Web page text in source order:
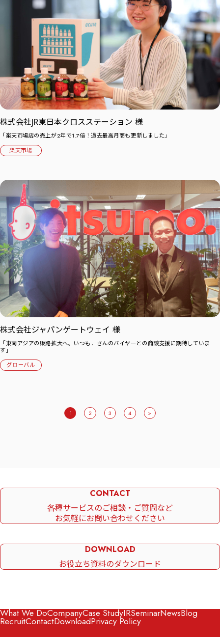
株式会社JR東日本クロスステーション 様
「楽天市場店の売上が2年で1.7倍！過去最高月商も更新しました」
楽天市場
株式会社ジャパンゲートウェイ 様
「東南アジアの販路拡大へ。いつも．さんのバイヤーとの商談支援に期待していま
す」
グローバル
1 2 3 4 >
CONTACT
各種サービスのご相談・ご質問など
お気軽にお問い合わせください
DOWNLOAD
お役立ち資料のダウンロード
What We DoCompanyCase StudyIRSeminarNewsBlog
RecruitContactDownloadPrivacy Policy